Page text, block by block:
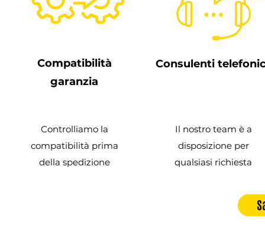
Compatibilità
garanzia
Controlliamo la
compatibilità prima
della spedizione
Consulenti
Il nostro team è a
disposizione per
qualsiasi richiesta